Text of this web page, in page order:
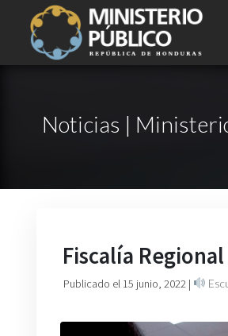
Noticias |
Fiscalía
Publicado el 15 junio, 2022 |